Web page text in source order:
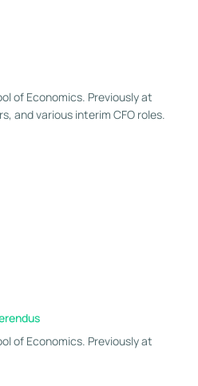
of Economics. Previously at
and various interim CFO roles.
of Economics. Previously at